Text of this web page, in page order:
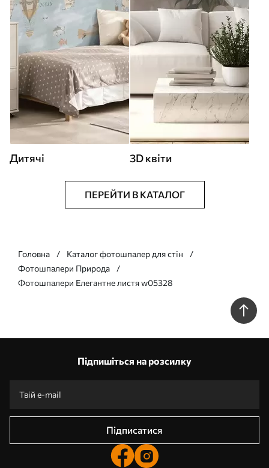
Дитячі 3D квіти
ПЕРЕЙТИ В КАТАЛОГ
Головна
Каталог фотошпалер для стін
Фотошпалери Природа
Фотошпалери Елегантне листя w05328
Підпишіться на розсилку
Підписатися